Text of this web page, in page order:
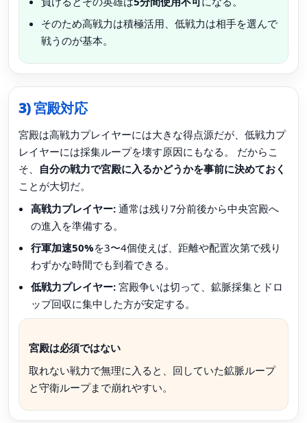
そのため高戦力は積極活用、低戦力は相手を選んで
戦うのが基本。
3) 宮殿対応
宮殿は高戦力プレイヤーには大きな得点源だが、低戦力プ
レイヤーには採集ループを壊す原因にもなる。 だからこ
そ、 自分の戦力で宮殿に入るかどうかを事前に決めておく
ことが大切だ。
高戦力プレイヤー: 通常は残り7分前後から中央宮殿へ
の進入を準備する。
行軍加速50%を3〜4個使えば、距離や配置次第で残り
わずかな時間でも到着できる。
低戦力プレイヤー: 宮殿争いは切って、鉱脈採集とドロ
ップ回収に集中した方が安定する。
宮殿は必須ではない
取れない戦力で無理に入ると、回していた鉱脈ループ
と守衛ループまで崩れやすい。